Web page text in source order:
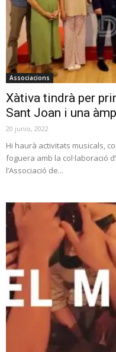
Associacions
Xàtiva tindrà per
Sant Joan i una
20 junio, 2022
Hi haurà activitats musicals,
foguera amb la col·laboració
l’Associació de...